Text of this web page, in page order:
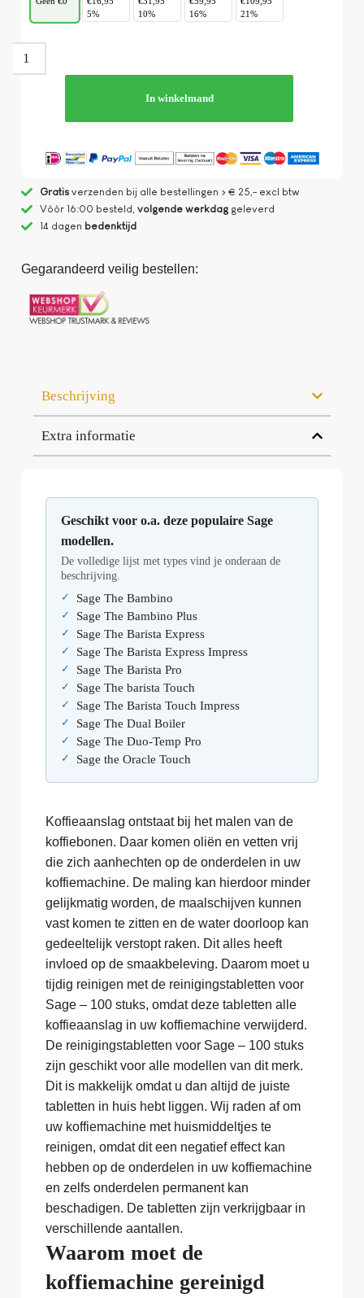
5%
10%
16%
21%
In winkelmand
Gratisverzenden bij alle bestellingen > € 25,- excl btw
Vòòr 16:00 besteld, volgende werkdaggeleverd
14 dagen bedenktijd
Gegarandeerd veilig bestellen:
Beschrijving
Extra informatie
Geschikt voor o.a. deze populaire Sage
modellen.
De volledige lijst met types vind je onderaan de
beschrijving.
Sage The Bambino
Sage The Bambino Plus
Sage The Barista Express
Sage The Barista Express Impress
Sage The Barista Pro
Sage The barista Touch
Sage The Barista Touch Impress
Sage The Dual Boiler
Sage The Duo-Temp Pro
Sage the Oracle Touch
Koffieaanslag ontstaat bij het malen van de
koffiebonen. Daar komen oliën en vetten vrij
die zich aanhechten op de onderdelen in uw
koffiemachine. De maling kan hierdoor minder
gelijkmatig worden, de maalschijven kunnen
vast komen te zitten en de water doorloop kan
gedeeltelijk verstopt raken. Dit alles heeft
invloed op de smaakbeleving. Daarom moet u
tijdig reinigen met de reinigingstabletten voor
Sage – 100 stuks, omdat deze tabletten alle
koffieaanslag in uw koffiemachine verwijderd.
De reinigingstabletten voor Sage – 100 stuks
zijn geschikt voor alle modellen van dit merk.
Dit is makkelijk omdat u dan altijd de juiste
tabletten in huis hebt liggen. Wij raden af om
uw koffiemachine met huismiddeltjes te
reinigen, omdat dit een negatief effect kan
hebben op de onderdelen in uw koffiemachine
en zelfs onderdelen permanent kan
beschadigen. De tabletten zijn verkrijgbaar in
verschillende aantallen.
Waarom moet de
koffiemachine gereinigd